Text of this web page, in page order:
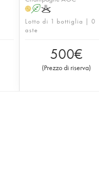
HAK
Lotto di 1 bottiglia | 0
aste
500€
(Prezzo di riserva)